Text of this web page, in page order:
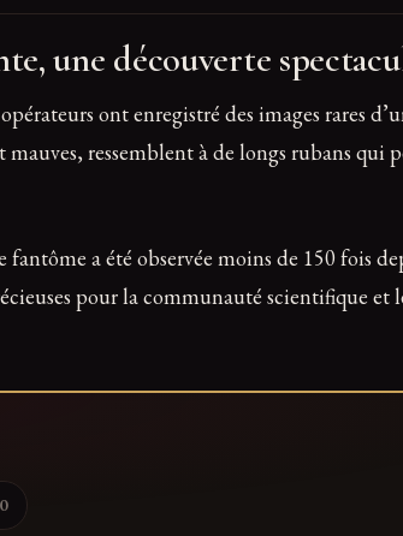
une découverte
ont enregistré des images rares
ressemblent à de longs rubans qui
a été observée moins de 150 fois
pour la communauté scientifique et
0